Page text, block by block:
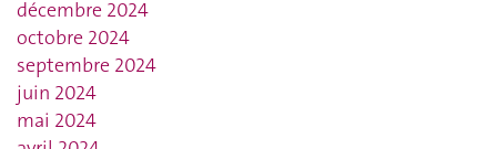
décembre 2024
octobre 2024
septembre 2024
juin 2024
mai 2024